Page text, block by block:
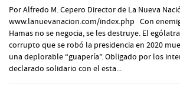
Por Alfredo M. Cepero Director de La Nueva
www.lanuevanacion.com/index.php Con
Hamas no se negocia, se les destruye. El
corrupto que se robó la presidencia en 2020
una deplorable “guapería”. Obligado por los
declarado solidario con el esta...